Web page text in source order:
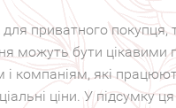
приватного покупця,
можуть бути цікавими
і компаніям, які
ціни. У підсумку